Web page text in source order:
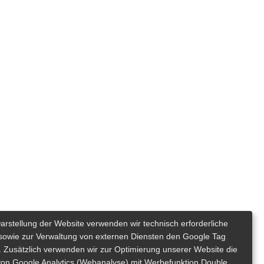
der Website verwenden wir technisch erforderliche
zur Verwaltung von externen Diensten den Google Tag
Zusätzlich verwenden wir zur Optimierung unserer Website die